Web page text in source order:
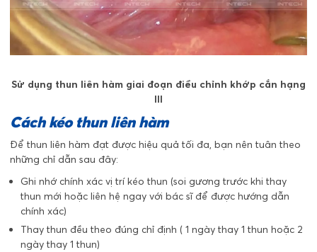
Sử dụng thun liên hàm giai đoạn điều chỉnh khớp cắn hạng
III
Cách kéo thun liên hàm
Để thun liên hàm đạt được hiệu quả tối đa, bạn nên tuân theo
những chỉ dẫn sau đây:
Ghi nhớ chính xác vị trí kéo thun (soi gương trước khi thay
thun mới hoặc liên hệ ngay với bác sĩ để được hướng dẫn
chính xác)
Thay thun đều theo đúng chỉ định ( 1 ngày thay 1 thun hoặc 2
ngày thay 1 thun)